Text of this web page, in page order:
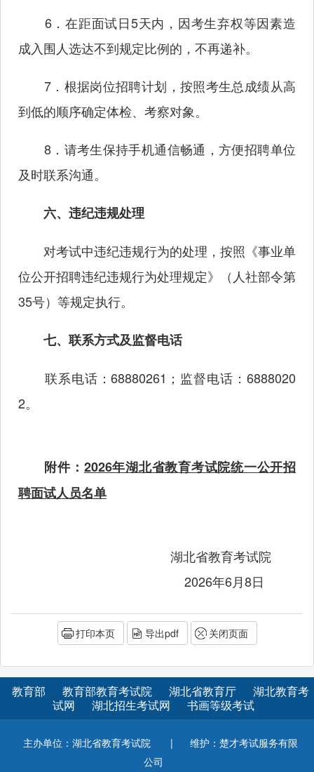
6．在距面试日5天内，因考生弃权等因素造
成入围人选达不到规定比例的，不再递补。
7．根据岗位招聘计划，按照考生总成绩从高
到低的顺序确定体检、考察对象。
8．请考生保持手机通信畅通，方便招聘单位
及时联系沟通。
六、违纪违规处理
对考试中违纪违规行为的处理，按照《事业单
位公开招聘违纪违规行为处理规定》（人社部令第
35号）等规定执行。
七、联系方式及监督电话
联系电话：68880261；监督电话：6888020
2。
附件： 2026年湖北省教育考试院统一公开招
聘面试人员名单
湖北省教育考试院
2026年6月8日
打印本页 导出pdf 关闭页面
教育部 教育部教育考试院 湖北省教育厅
湖北教育考
试网
湖北招生考试网 书画等级考试
主办单位：湖北省教育考试院 |
维护：楚才考试服务有限
公司